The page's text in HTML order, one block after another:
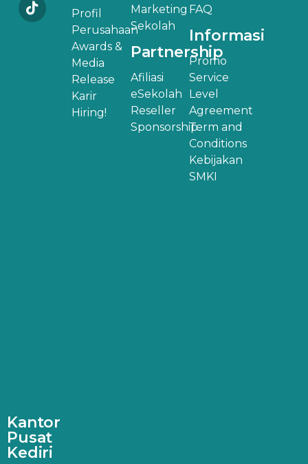
Profil
Perusahaan
Awards &
Media
Release
Karir
Hiring!
Marketing
Sekolah
Partnership
Afiliasi
eSekolah
Reseller
Sponsorship
FAQ
Informasi
Promo
Service
Level
Agreement
Term and
Conditions
Kebijakan
SMKI
Kantor
Pusat
Kediri